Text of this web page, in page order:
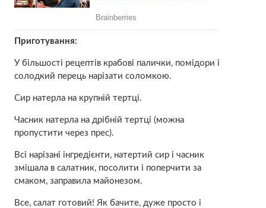
Приготування:
У більшості рецептів крабові палички, помідори і
солодкий перець нарізати соломкою.
Сир натерла на крупній тертці.
Часник натерла на дрібній тертці (можна
пропустити через прес).
Всі нарізані інгредієнти, натертий сир і часник
змішала в салатник, посолити і поперчити за
смаком, заправила майонезом.
Все, салат готовий! Як бачите, дуже просто і